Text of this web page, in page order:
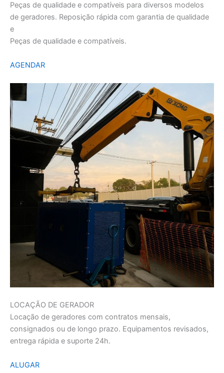
Peças de qualidade e compatíveis para diversos modelos
de geradores. Reposição rápida com garantia de qualidade
e
Peças de qualidade e compatíveis.
AGENDAR
LOCAÇÃO DE GERADOR
Locação de geradores com contratos mensais,
consignados ou de longo prazo. Equipamentos revisados,
entrega rápida e suporte 24h.
ALUGAR